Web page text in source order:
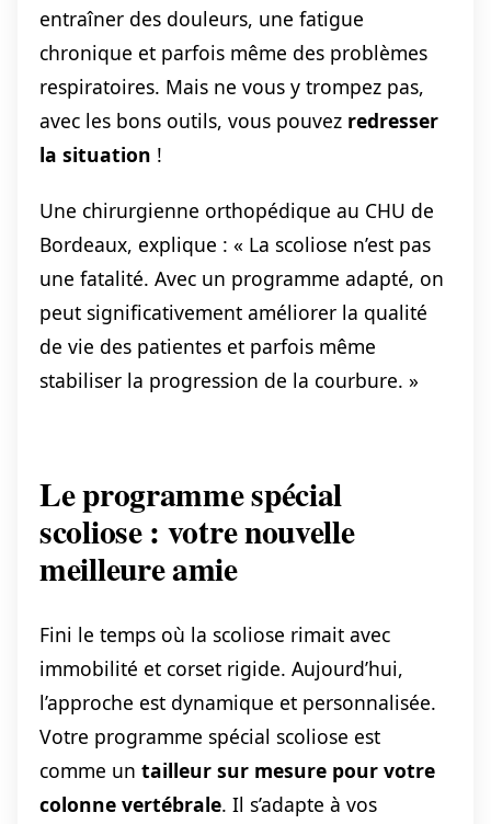
entraîner des douleurs, une fatigue
chronique et parfois même des problèmes
respiratoires. Mais ne vous y trompez pas,
avec les bons outils, vous pouvez redresser
la situation !
Une chirurgienne orthopédique au CHU de
Bordeaux, explique : « La scoliose n’est pas
une fatalité. Avec un programme adapté, on
peut significativement améliorer la qualité
de vie des patientes et parfois même
stabiliser la progression de la courbure. »
Le programme spécial
scoliose : votre nouvelle
meilleure amie
Fini le temps où la scoliose rimait avec
immobilité et corset rigide. Aujourd’hui,
l’approche est dynamique et personnalisée.
Votre programme spécial scoliose est
comme un tailleur sur mesure pour votre
colonne vertébrale. Il s’adapte à vos